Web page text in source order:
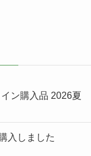
ン購入品 2026夏
入しました